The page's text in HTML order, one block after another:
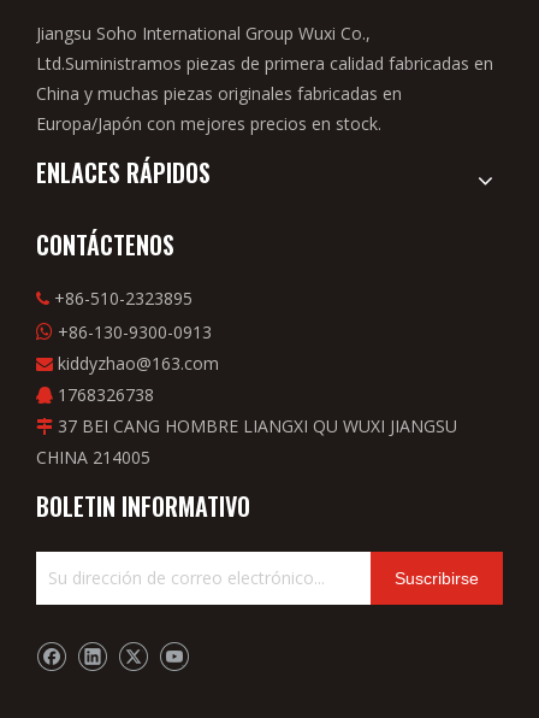
Jiangsu Soho International Group Wuxi Co.,
Ltd.Suministramos piezas de primera calidad fabricadas en
China y muchas piezas originales fabricadas en
Europa/Japón con mejores precios en stock.
ENLACES RÁPIDOS
CONTÁCTENOS
 +86-510-2323895
 +86-130-9300-0913
 kiddyzhao@163.com
 1768326738
 37 BEI CANG HOMBRE LIANGXI QU WUXI JIANGSU
CHINA 214005
BOLETIN INFORMATIVO
Suscribirse